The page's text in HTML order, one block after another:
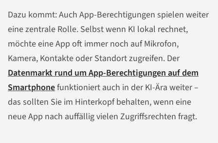
Dazu kommt: Auch App-Berechtigungen spielen weiter
eine zentrale Rolle. Selbst wenn KI lokal rechnet,
möchte eine App oft immer noch auf Mikrofon,
Kamera, Kontakte oder Standort zugreifen. Der
Datenmarkt rund um App-Berechtigungen auf dem
Smartphonefunktioniert auch in der KI-Ära weiter –
das sollten Sie im Hinterkopf behalten, wenn eine
neue App nach auffällig vielen Zugriffsrechten fragt.